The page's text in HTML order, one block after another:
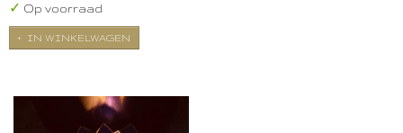
✓ Op voorraad
IN WINKELWAGEN